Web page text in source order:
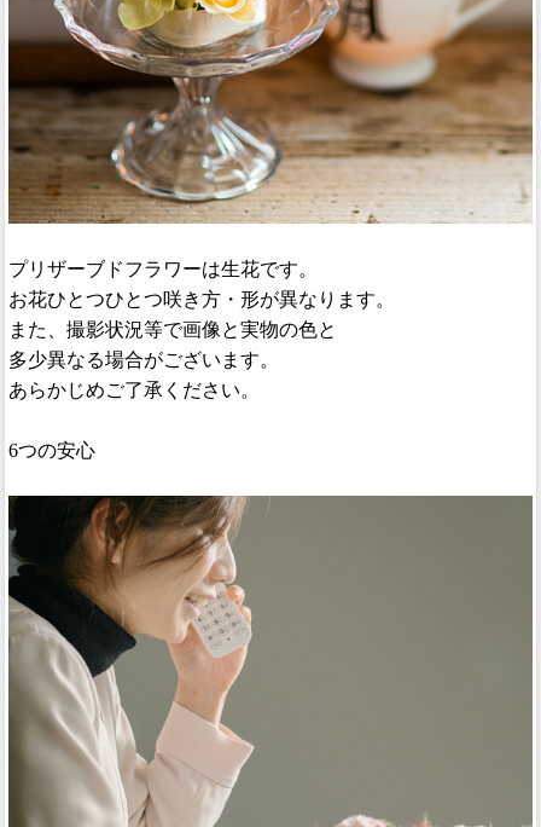
プリザーブドフラワーは生花です。
お花ひとつひとつ咲き方・形が異なります。
また、撮影状況等で画像と実物の色と
多少異なる場合がございます。
あらかじめご了承ください。
6つの安心